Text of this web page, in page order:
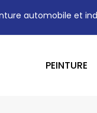
automobile et
PEINTURE